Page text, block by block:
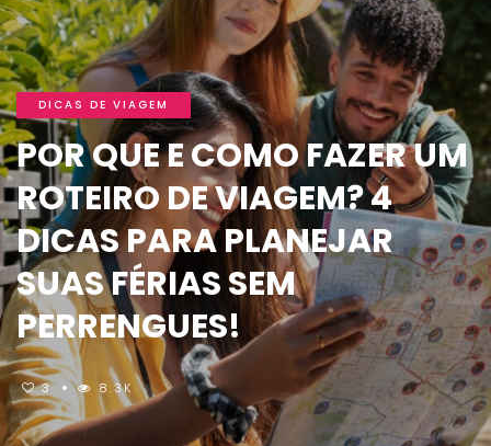
DICAS DE VIAGEM
POR QUE E COMO FAZER UM
ROTEIRO DE VIAGEM? 4
DICAS PARA PLANEJAR
SUAS FÉRIAS SEM
PERRENGUES!
3 8.3K